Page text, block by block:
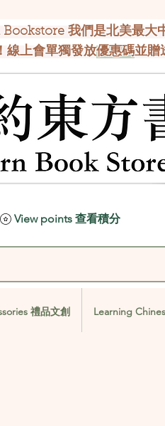
我們是北美最大
線上會單獨發放優惠碼並贈
View points 查看積分
禮品文創 Learning
禮品文創 Learning